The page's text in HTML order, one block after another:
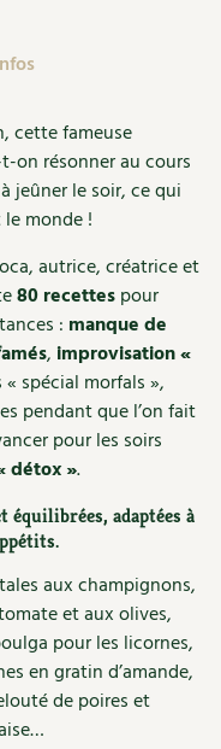
cette fameuse
on résonner au cours
jeûner le soir, ce qui
monde !
autrice, créatrice et
80 recettespour
: manque de
,improvisation «
spécial morfals »,
pendant que l’on fait
pour les soirs
détox ».
équilibrées, adaptées à
aux champignons,
et aux olives,
pour les licornes,
en gratin d’amande,
de poires et